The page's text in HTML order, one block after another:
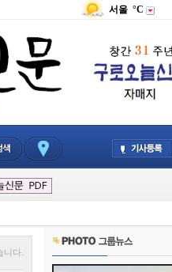
서울 °C
니다.